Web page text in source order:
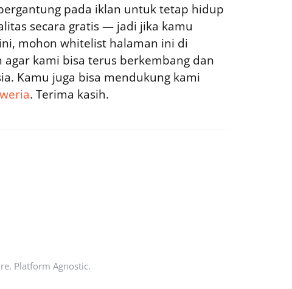
pada iklan untuk tetap hidup
secara gratis — jadi jika kamu
mohon whitelist halaman ini di
kami bisa terus berkembang dan
Kamu juga bisa mendukung kami
. Terima kasih.
Platform Agnostic.